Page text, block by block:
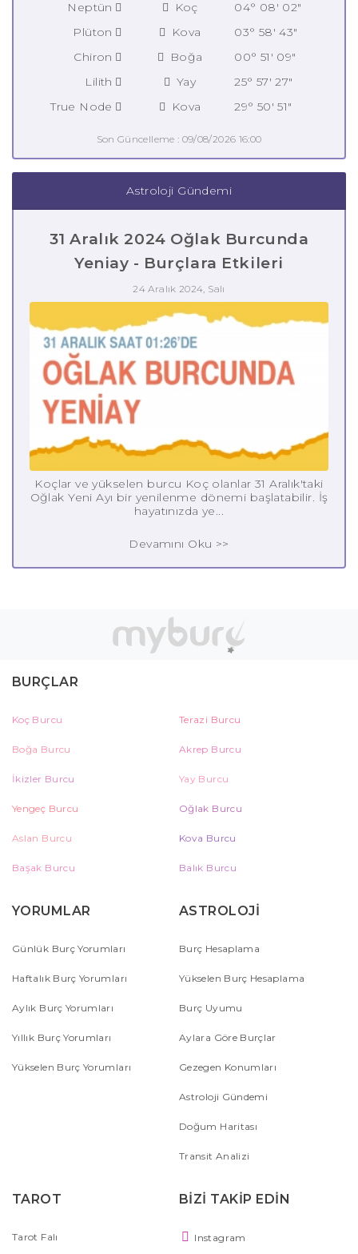
Neptün
Koç
04° 08' 02"
Plüton
Kova
03° 58' 43"
Chiron
Boğa
00° 51' 09"
Lilith
Yay
25° 57' 27"
True Node
Kova 29° 50' 51"
Son Güncelleme : 09/08/2026 16:00
Astroloji Gündemi
31 Aralık 2024 Oğlak Burcunda
Yeniay - Burçlara Etkileri
24 Aralık 2024, Salı
Koçlar ve yükselen burcu Koç olanlar 31 Aralık'taki
Oğlak Yeni Ayı bir yenilenme dönemi başlatabilir. İş
hayatınızda ye...
Devamını Oku >>
BURÇLAR
Koç Burcu Terazi Burcu
Boğa Burcu Akrep Burcu
İkizler Burcu Yay Burcu
Yengeç Burcu Oğlak Burcu
Aslan Burcu Kova Burcu
Başak Burcu Balık Burcu
YORUMLAR
Günlük Burç Yorumları
Haftalık Burç Yorumları
Aylık Burç Yorumları
Yıllık Burç Yorumları
Yükselen Burç Yorumları
ASTROLOJİ
Burç Hesaplama
Yükselen Burç Hesaplama
Burç Uyumu
Aylara Göre Burçlar
Gezegen Konumları
Astroloji Gündemi
Doğum Haritası
Transit Analizi
TAROT
Tarot Falı
BİZİ TAKİP EDİN
Instagram